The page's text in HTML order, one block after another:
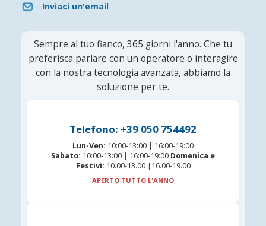
Inviaci un'email
Sempre al tuo fianco, 365 giorni l'anno. Che tu
preferisca parlare con un operatore o interagire
con la nostra tecnologia avanzata, abbiamo la
soluzione per te.
Telefono: +39 050 754492
Lun-Ven: 10:00-13:00 | 16:00-19:00
Sabato: 10:00-13:00 | 16:00-19:00 Domenica e
Festivi: 10.00-13.00 |16.00-19.00
APERTO TUTTO L'ANNO